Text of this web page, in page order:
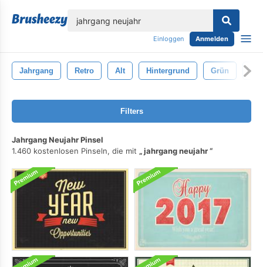
Einloggen Anmelden
Jahrgang Retro Alt Hintergrund Grün
Filters
Jahrgang Neujahr Pinsel
1.460 kostenlosen Pinseln, die mit
jahrgang neujahr